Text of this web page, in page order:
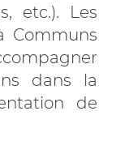
etc.). Les
Communs
dans la
de